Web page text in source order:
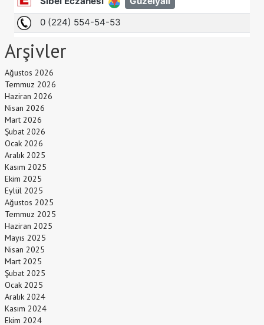
Arşivler
Ağustos 2026
Temmuz 2026
Haziran 2026
Nisan 2026
Mart 2026
Şubat 2026
Ocak 2026
Aralık 2025
Kasım 2025
Ekim 2025
Eylül 2025
Ağustos 2025
Temmuz 2025
Haziran 2025
Mayıs 2025
Nisan 2025
Mart 2025
Şubat 2025
Ocak 2025
Aralık 2024
Kasım 2024
Ekim 2024